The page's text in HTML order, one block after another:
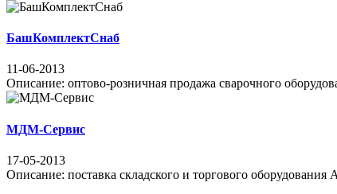
БашКомплектСнаб
11-06-2013
Описание: оптово-розничная продажа сварочного
МДМ-Сервис
17-05-2013
Описание: поставка складского и торгового